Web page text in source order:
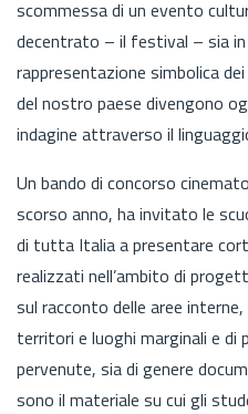
scommessa di un evento
decentrato – il festival – sia
rappresenta­zione simbolica
del nostro paese divengono
indagine attraverso il
Un bando di concorso
scorso anno, ha invitato le
di tutta Italia a presentare
realizzati nell’ambito di
sul racconto delle aree
territori e luoghi marginali e di
pervenute, sia di genere
sono il materiale su cui gli